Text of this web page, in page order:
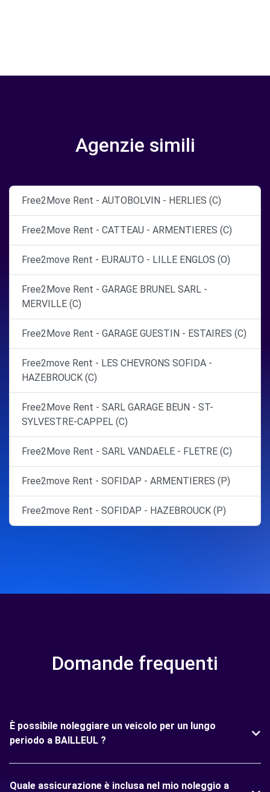
Agenzie simili
Free2Move Rent - AUTOBOLVIN - HERLIES (C)
Free2Move Rent - CATTEAU - ARMENTIERES (C)
Free2move Rent - EURAUTO - LILLE ENGLOS (O)
Free2Move Rent - GARAGE BRUNEL SARL -
MERVILLE (C)
Free2Move Rent - GARAGE GUESTIN - ESTAIRES (C)
Free2move Rent - LES CHEVRONS SOFIDA -
HAZEBROUCK (C)
Free2Move Rent - SARL GARAGE BEUN - ST-
SYLVESTRE-CAPPEL (C)
Free2Move Rent - SARL VANDAELE - FLETRE (C)
Free2move Rent - SOFIDAP - ARMENTIERES (P)
Free2move Rent - SOFIDAP - HAZEBROUCK (P)
Domande frequenti
È possibile noleggiare un veicolo per un lungo
periodo a BAILLEUL ?
Quale assicurazione è inclusa nel mio noleggio a